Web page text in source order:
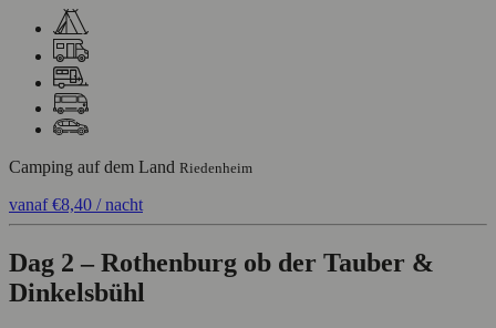
Camping auf dem Land Riedenheim
vanaf€8,40 / nacht
Dag 2 – Rothenburg ob der Tauber &
Dinkelsbühl